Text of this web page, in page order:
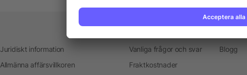
Juridiskt information
Allmänna affärsvillkoren
Information
Vanliga frågor och svar
Fraktkostnader
Blogg